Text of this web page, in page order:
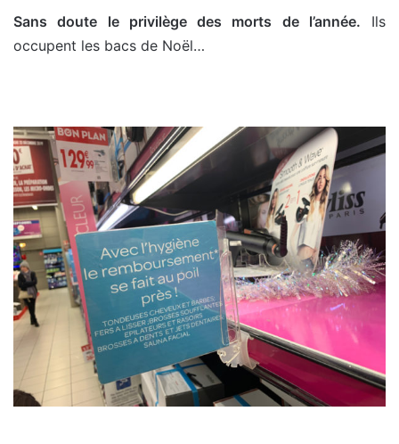
Sans doute le privilège des morts de l’année. Ils
occupent les bacs de Noël…